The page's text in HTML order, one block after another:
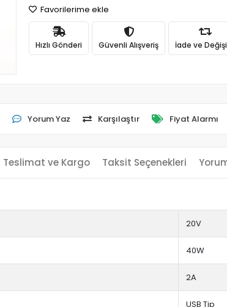
Favorilerime ekle
Hızlı Gönderi Güvenli Alışveriş İade ve
Yorum Yaz Karşılaştır Fiyat Alarmı
Teslimat ve Kargo Taksit Seçenekleri
20V
40W
2A
USB Tip